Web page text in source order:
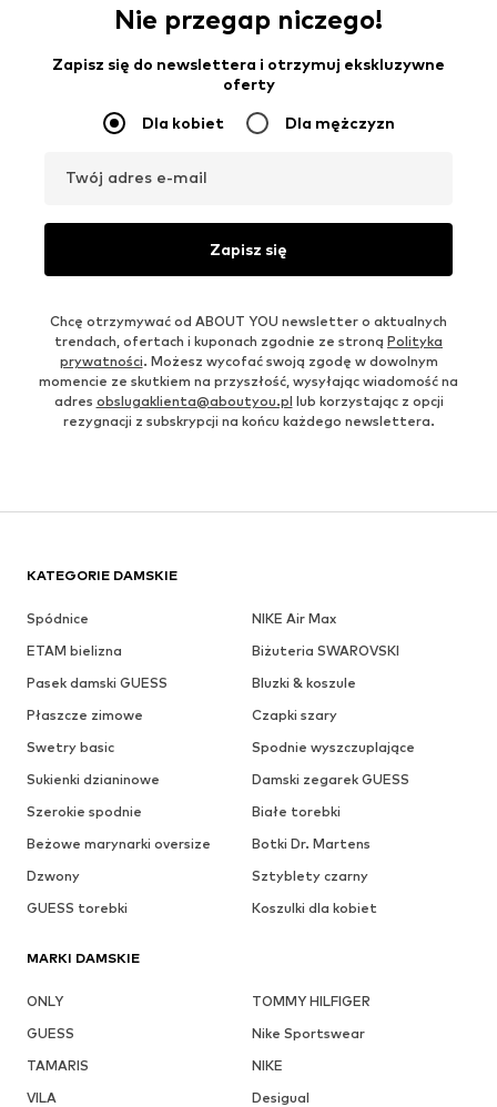
Nie przegap niczego!
Zapisz się do newslettera i otrzymuj ekskluzywne
oferty
Dla kobiet Dla mężczyzn
Twój adres e-mail
Zapisz się
Chcę otrzymywać od ABOUT YOU newsletter o aktualnych
trendach, ofertach i kuponach zgodnie ze stroną Polityka
prywatności. Możesz wycofać swoją zgodę w dowolnym
momencie ze skutkiem na przyszłość, wysyłając wiadomość na
adres obslugaklienta@aboutyou.pl lub korzystając z opcji
rezygnacji z subskrypcji na końcu każdego newslettera.
KATEGORIE DAMSKIE
Spódnice
NIKE Air Max
ETAM bielizna
Biżuteria SWAROVSKI
Pasek damski GUESS
Bluzki & koszule
Płaszcze zimowe
Czapki szary
Swetry basic
Spodnie wyszczuplające
Sukienki dzianinowe
Damski zegarek GUESS
Szerokie spodnie
Białe torebki
Beżowe marynarki oversize
Botki Dr. Martens
Dzwony
Sztyblety czarny
GUESS torebki
Koszulki dla kobiet
MARKI DAMSKIE
ONLY
TOMMY HILFIGER
GUESS
Nike Sportswear
TAMARIS
NIKE
VILA
Desigual